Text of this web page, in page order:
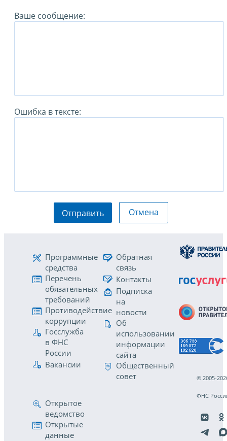
Ваше сообщение:
Ошибка в тексте:
Отправить Отмена
Программные
средства
Перечень
обязательных
требований
Противодействие
коррупции
Госслужба
в ФНС
России
Вакансии
Обратная
связь
Контакты
Подписка
на
новости
Об
использовании
информации
сайта
Общественный
совет
Открытое
ведомство
Открытые
данные
© 2005-
ФНС